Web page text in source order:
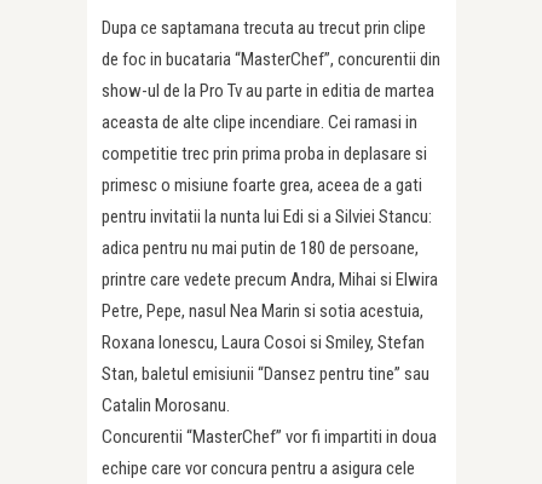
Dupa ce saptamana trecuta au trecut prin clipe
de foc in bucataria “MasterChef”, concurentii din
show-ul de la Pro Tv au parte in editia de martea
aceasta de alte clipe incendiare. Cei ramasi in
competitie trec prin prima proba in deplasare si
primesc o misiune foarte grea, aceea de a gati
pentru invitatii la nunta lui Edi si a Silviei Stancu:
adica pentru nu mai putin de 180 de persoane,
printre care vedete precum Andra, Mihai si Elwira
Petre, Pepe, nasul Nea Marin si sotia acestuia,
Roxana Ionescu, Laura Cosoi si Smiley, Stefan
Stan, baletul emisiunii “Dansez pentru tine” sau
Catalin Morosanu.
Concurentii “MasterChef” vor fi impartiti in doua
echipe care vor concura pentru a asigura cele